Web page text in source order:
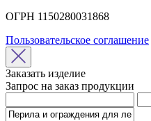
ОГРН 1150280031868
Пользовательское соглашение
Заказать изделие
Запрос на заказ продукции